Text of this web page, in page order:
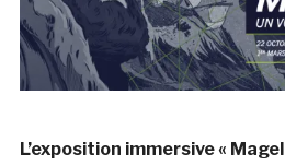
L’exposition immersive«